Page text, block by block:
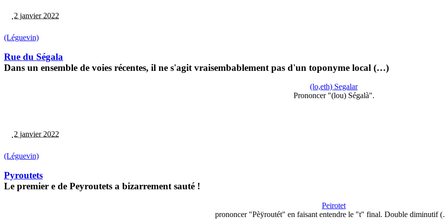
2 janvier 2022
(Léguevin)
Rue du Ségala
Dans un ensemble de voies récentes, il ne s'agit vraisembablement pas d'un toponyme local (…)
(lo,eth) Segalar
Prononcer "(lou) Ségalà".
2 janvier 2022
(Léguevin)
Pyroutets
Le premier e de Peyroutets a bizarrement sauté !
Peirotet
prononcer "Pèÿroutét" en faisant entendre le "t" final. Double diminutif